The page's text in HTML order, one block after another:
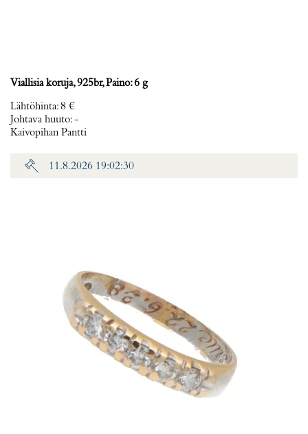
Viallisia koruja, 925br, Paino: 6 g
Lähtöhinta:8 €
Johtava huuto:-
Kaivopihan Pantti
11.8.2026 19:02:30